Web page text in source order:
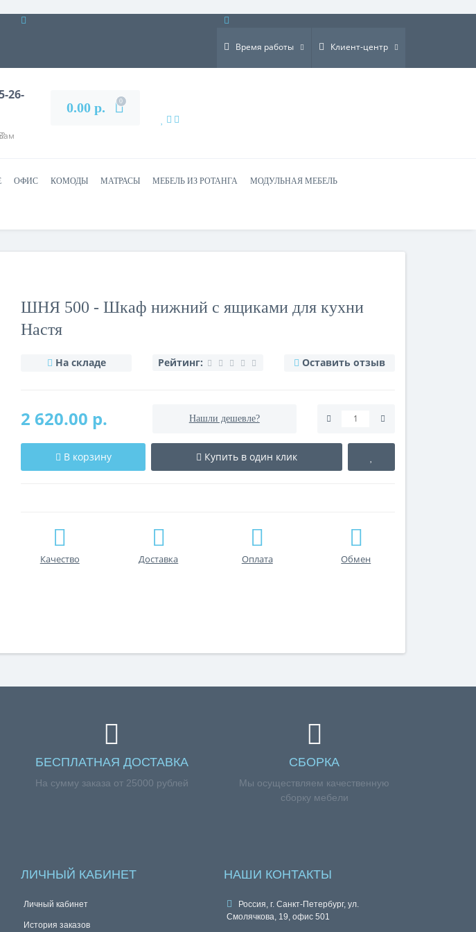
×
Время работы Клиент-центр
26-
0.00 р. 0
ОФИС КОМОДЫ МАТРАСЫ МЕБЕЛЬ ИЗ РОТАНГА МОДУЛЬНАЯ МЕБЕЛЬ
ШНЯ 500 - Шкаф нижний с ящиками для кухни
Настя
На складе Рейтинг: Оставить отзыв
2 620.00 р. Нашли дешевле?
В корзину Купить в один клик
Качество Доставка Оплата Обмен
БЕСПЛАТНАЯ ДОСТАВКА
На сумму заказа от 25000 рублей
СБОРКА
Мы осуществляем качественную
сборку мебели
ЛИЧНЫЙ КАБИНЕТ
Личный кабинет
История заказов
НАШИ КОНТАКТЫ
Россия, г. Санкт-Петербург, ул.
Смолячкова, 19, офис 501